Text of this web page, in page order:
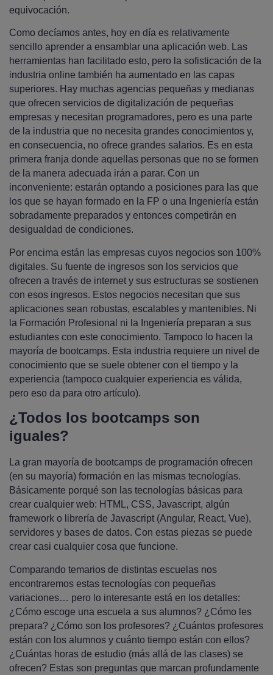
equivocación.
Como decíamos antes, hoy en día es relativamente
sencillo aprender a ensamblar una aplicación web. Las
herramientas han facilitado esto, pero la sofisticación de la
industria online también ha aumentado en las capas
superiores. Hay muchas agencias pequeñas y medianas
que ofrecen servicios de digitalización de pequeñas
empresas y necesitan programadores, pero es una parte
de la industria que no necesita grandes conocimientos y,
en consecuencia, no ofrece grandes salarios. Es en esta
primera franja donde aquellas personas que no se formen
de la manera adecuada irán a parar. Con un
inconveniente: estarán optando a posiciones para las que
los que se hayan formado en la FP o una Ingeniería están
sobradamente preparados y entonces competirán en
desigualdad de condiciones.
Por encima están las empresas cuyos negocios son 100%
digitales. Su fuente de ingresos son los servicios que
ofrecen a través de internet y sus estructuras se sostienen
con esos ingresos. Estos negocios necesitan que sus
aplicaciones sean robustas, escalables y mantenibles. Ni
la Formación Profesional ni la Ingeniería preparan a sus
estudiantes con este conocimiento. Tampoco lo hacen la
mayoría de bootcamps. Esta industria requiere un nivel de
conocimiento que se suele obtener con el tiempo y la
experiencia (tampoco cualquier experiencia es válida,
pero eso da para otro artículo).
¿Todos los bootcamps son
iguales?
La gran mayoría de bootcamps de programación ofrecen
(en su mayoría) formación en las mismas tecnologías.
Básicamente porqué son las tecnologías básicas para
crear cualquier web: HTML, CSS, Javascript, algún
framework o librería de Javascript (Angular, React, Vue),
servidores y bases de datos. Con estas piezas se puede
crear casi cualquier cosa que funcione.
Comparando temarios de distintas escuelas nos
encontraremos estas tecnologías con pequeñas
variaciones… pero lo interesante está en los detalles:
¿Cómo escoge una escuela a sus alumnos? ¿Cómo les
prepara? ¿Cómo son los profesores? ¿Cuántos profesores
están con los alumnos y cuánto tiempo están con ellos?
¿Cuántas horas de estudio (más allá de las clases) se
ofrecen? Estas son preguntas que marcan profundamente